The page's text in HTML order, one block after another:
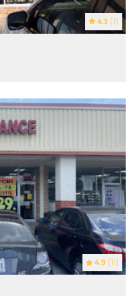
4.3 (7)
4.9 (11)